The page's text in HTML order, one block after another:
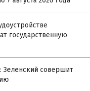
государственную
Зеленский совершит